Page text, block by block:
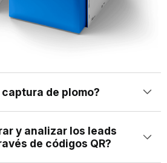
de plomo?
la información de contacto de
Este proceso permite a
y analizar los leads
de códigos QR?